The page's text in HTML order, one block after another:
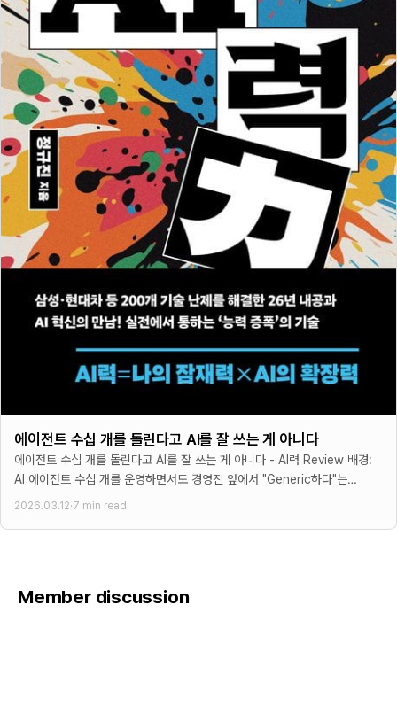
에이전트 수십 개를 돌린다고 AI를 잘 쓰는 게 아니다
에이전트 수십 개를 돌린다고 AI를 잘 쓰는 게 아니다 - AI력 Review 배경:
AI 에이전트 수십 개를 운영하면서도 경영진 앞에서 "Generic하다"는
피드백을
2026.03.12·7 min read
Member discussion